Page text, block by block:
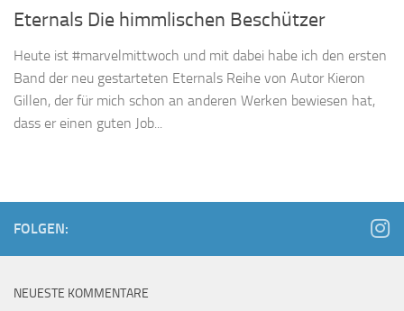
Eternals Die himmlischen Beschützer
Heute ist #marvelmittwoch und mit dabei habe ich den ersten
Band der neu gestarteten Eternals Reihe von Autor Kieron
Gillen, der für mich schon an anderen Werken bewiesen hat,
dass er einen guten Job...
FOLGEN:
NEUESTE KOMMENTARE